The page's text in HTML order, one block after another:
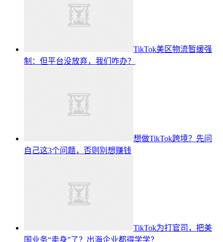
TikTok美区物流暂缓强
制：但平台没放弃，我们咋办？
想做TikTok跨境？先问
自己这3个问题，否则别想赚钱
TikTok为打官司，把美
国业务“卖身”了？出海企业都得学学？